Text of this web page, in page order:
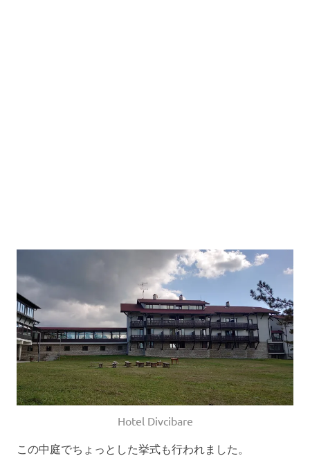
Hotel Divcibare
この中庭でちょっとした挙式も行われました。